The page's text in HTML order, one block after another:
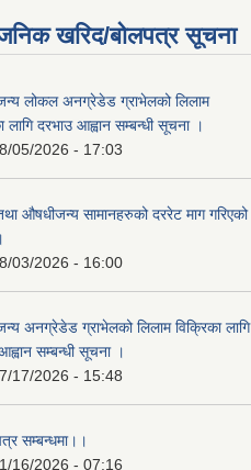
खरिद/बोलपत्र सूचना
जन्य लोकल अनग्रेडेड ग्राभेलको लिलाम
लागि दरभाउ आह्वान सम्बन्धी सूचना ।
05/2026 - 17:03
औषधीजन्य सामानहरुको दररेट माग गरिएको
03/2026 - 16:00
जन्य अनग्रेडेड ग्राभेलको लिलाम विक्रिका लागि
सम्बन्धी सूचना ।
17/2026 - 15:48
सम्बन्धमा।।
16/2026 - 07:16